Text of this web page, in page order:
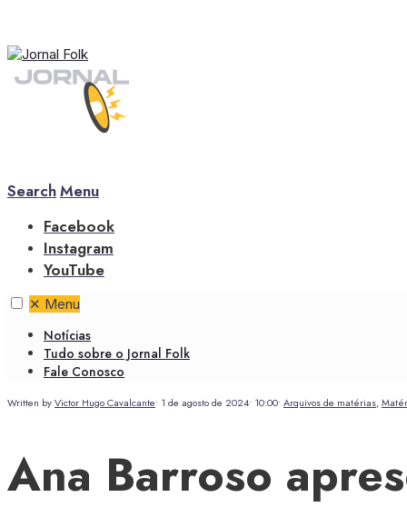
SearchMenu
Facebook
Instagram
YouTube
✕ Menu
Notícias
Tudo sobre o Jornal Folk
Fale Conosco
Written byVictor Hugo Cavalcante• 1 de agosto de 2024• 10:00• Arquivos de matérias,
Ana Barroso